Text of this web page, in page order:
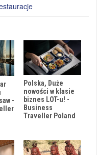
-
Polska, Duże
nowości w klasie
biznes LOT-u! -
Business
Traveller Poland